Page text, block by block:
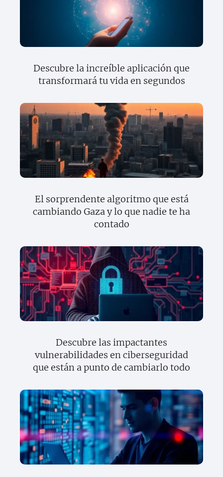
Descubre la increíble aplicación que
transformará tu vida en segundos
El sorprendente algoritmo que está
cambiando Gaza y lo que nadie te ha
contado
Descubre las impactantes
vulnerabilidades en ciberseguridad
que están a punto de cambiarlo todo